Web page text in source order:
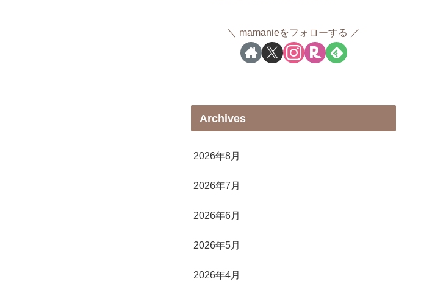
mamanieをフォローする
Archives
2026年8月
2026年7月
2026年6月
2026年5月
2026年4月